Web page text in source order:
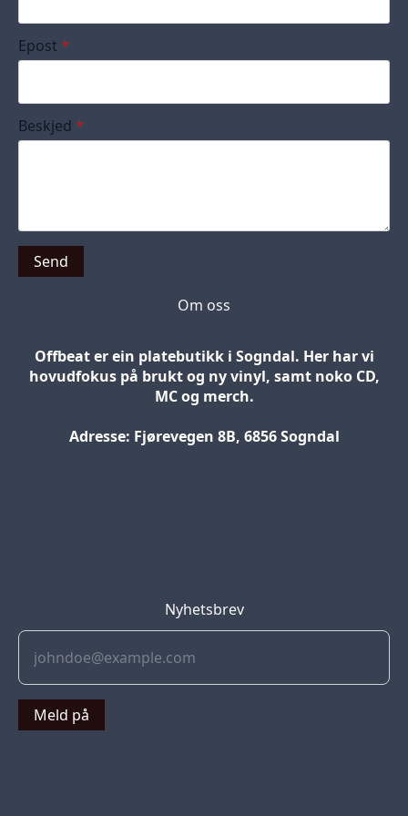
Epost *
Beskjed *
Send
Om oss
Offbeat er ein platebutikk i Sogndal. Her har vi
hovudfokus på brukt og ny vinyl, samt noko CD,
MC og merch.
Adresse: Fjørevegen 8B, 6856 Sogndal
Nyhetsbrev
Meld på